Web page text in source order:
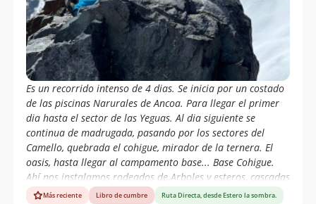
Es un recorrido intenso de 4 dias. Se inicia por un costado
de las piscinas Narurales de Ancoa. Para llegar el primer
dia hasta el sector de las Yeguas. Al dia siguiente se
continua de madrugada, pasando por los sectores del
Camello, quebrada el cohigue, mirador de la ternera. El
oasis, hasta llegar al campamento base... Base Cohigue.
Ahí nos instalamos rodeados de Arboles y esteros, cascadas
que bajan desde las lagunas. Al dia siguiente se continua
Más reciente Libro de cumbre Ruta Directa, desde Estero la sombra.